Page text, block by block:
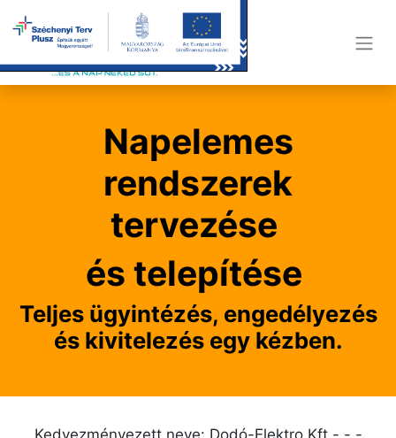
Napelemes
rendszerek
tervezése
és telepítése
Teljes ügyintézés, engedélyezés
és kivitelezés egy kézben.
Kedvezményezett neve: Dodó-Elektro Kft - - -